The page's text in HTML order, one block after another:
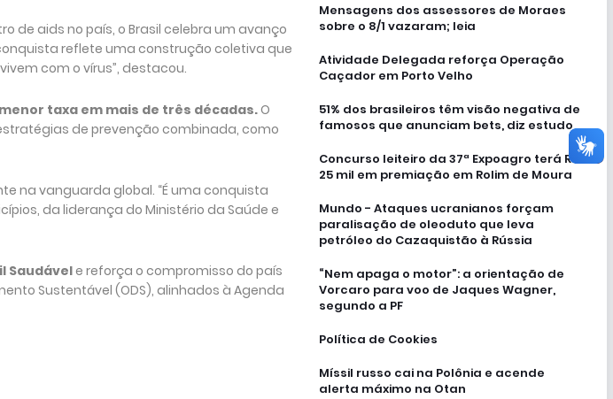
de aids no país, o Brasil celebra um avanço
reflete uma construção coletiva que
com o vírus”, destacou.
taxa em mais de três décadas.O
de prevenção combinada, como
na vanguarda global. “É uma conquista
da liderança do Ministério da Saúde e
Saudávele reforça o compromisso do país
Sustentável (ODS), alinhados à Agenda
Mensagens dos assessores de Moraes
sobre o 8/1 vazaram; leia
Atividade Delegada reforça Operação
Caçador em Porto Velho
51% dos brasileiros têm visão negativa de
famosos que anunciam bets, diz estudo
Concurso leiteiro da 37ª Expoagro terá R$
25 mil em premiação em Rolim de Moura
Mundo - Ataques ucranianos forçam
paralisação de oleoduto que leva
petróleo do Cazaquistão à Rússia
“Nem apaga o motor”: a orientação de
Vorcaro para voo de Jaques Wagner,
segundo a PF
Política de Cookies
Míssil russo cai na Polônia e acende
alerta máximo na Otan